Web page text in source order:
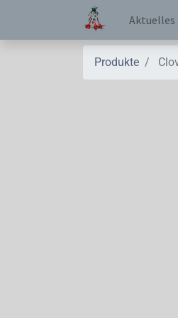
Aktuelles
Produkte